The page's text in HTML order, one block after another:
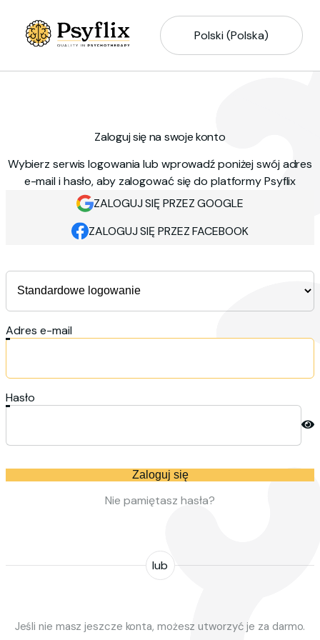
Polski (Polska)
Zaloguj się na swoje konto
Wybierz serwis logowania lub wprowadź poniżej swój adres
e-mail i hasło, aby zalogować się do platformy Psyflix
ZALOGUJ SIĘ PRZEZ GOOGLE
ZALOGUJ SIĘ PRZEZ FACEBOOK
Adres e-mail
Hasło
Zaloguj się
Nie pamiętasz hasła?
lub
Jeśli nie masz jeszcze konta, możesz utworzyć je za darmo.